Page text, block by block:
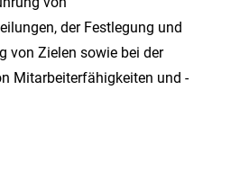
der Festlegung und
von Zielen sowie bei der
Mitarbeiterfähigkeiten und -